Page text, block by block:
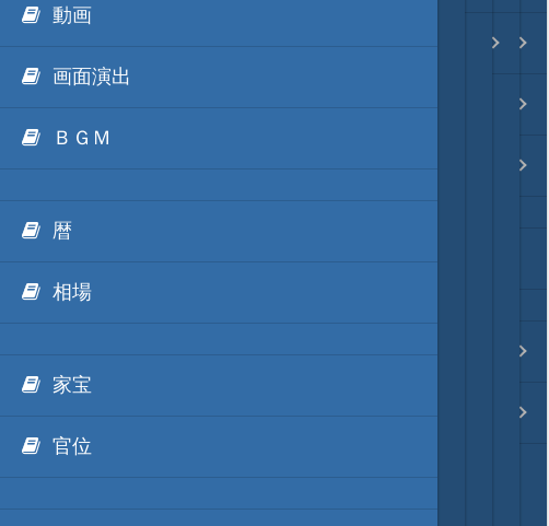
動画
画面演出
ＢＧＭ
暦
相場
家宝
官位